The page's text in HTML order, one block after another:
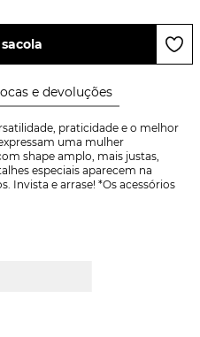
e devoluções
praticidade e o melhor
uma mulher
shape amplo, mais justas,
especiais aparecem na
Invista e arrase! *Os acessórios